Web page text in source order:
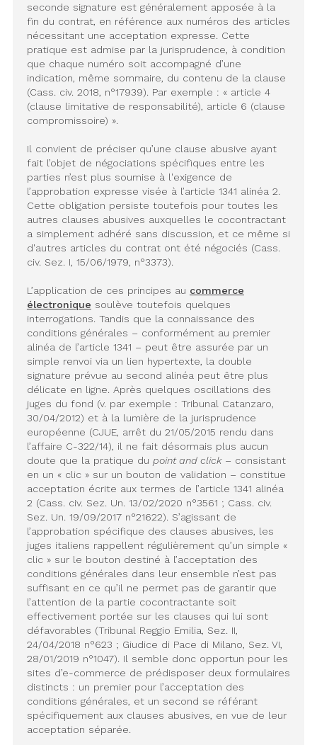
seconde signature est généralement apposée à la
fin du contrat, en référence aux numéros des articles
nécessitant une acceptation expresse. Cette
pratique est admise par la jurisprudence, à condition
que chaque numéro soit accompagné d’une
indication, même sommaire, du contenu de la clause
(Cass. civ. 2018, n°17939). Par exemple : « article 4
(clause limitative de responsabilité), article 6 (clause
compromissoire) ».
Il convient de préciser qu’une clause abusive ayant
fait l’objet de négociations spécifiques entre les
parties n’est plus soumise à l'exigence de
l’approbation expresse visée à l’article 1341 alinéa 2.
Cette obligation persiste toutefois pour toutes les
autres clauses abusives auxquelles le cocontractant
a simplement adhéré sans discussion, et ce même si
d'autres articles du contrat ont été négociés (Cass.
civ. Sez. I, 15/06/1979, n°3373).
L’application de ces principes au commerce
électronique soulève toutefois quelques
interrogations. Tandis que la connaissance des
conditions générales – conformément au premier
alinéa de l’article 1341 – peut être assurée par un
simple renvoi via un lien hypertexte, la double
signature prévue au second alinéa peut être plus
délicate en ligne. Après quelques oscillations des
juges du fond (v. par exemple : Tribunal Catanzaro,
30/04/2012) et à la lumière de la jurisprudence
européenne (CJUE, arrêt du 21/05/2015 rendu dans
l’affaire C-322/14), il ne fait désormais plus aucun
doute que la pratique du point and click– consistant
en un « clic » sur un bouton de validation – constitue
acceptation écrite aux termes de l’article 1341 alinéa
2 (Cass. civ. Sez. Un. 13/02/2020 n°3561 ; Cass. civ.
Sez. Un. 19/09/2017 n°21622). S’agissant de
l’approbation spécifique des clauses abusives, les
juges italiens rappellent régulièrement qu’un simple «
clic » sur le bouton destiné à l’acceptation des
conditions générales dans leur ensemble n’est pas
suffisant en ce qu’il ne permet pas de garantir que
l’attention de la partie cocontractante soit
effectivement portée sur les clauses qui lui sont
défavorables (Tribunal Reggio Emilia, Sez. II,
24/04/2018 n°623 ; Giudice di Pace di Milano, Sez. VI,
28/01/2019 n°1047). Il semble donc opportun pour les
sites d’e-commerce de prédisposer deux formulaires
distincts : un premier pour l’acceptation des
conditions générales, et un second se référant
spécifiquement aux clauses abusives, en vue de leur
acceptation séparée.